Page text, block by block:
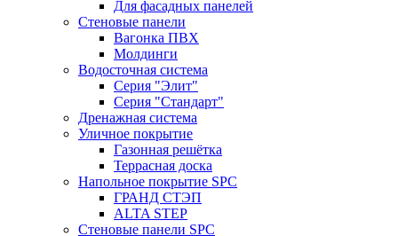
Для фасадных панелей
Стеновые панели
Вагонка ПВХ
Молдинги
Водосточная система
Серия "Элит"
Серия "Стандарт"
Дренажная система
Уличное покрытие
Газонная решётка
Террасная доска
Напольное покрытие SPC
ГРАНД СТЭП
ALTA STEP
Стеновые панели SPC